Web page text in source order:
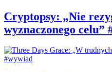
Cryptopsy: „Nie
wyznaczonego celu”